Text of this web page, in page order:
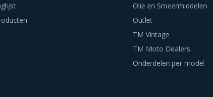
Olie en Smeermiddelen
Outlet
TM Vintage
TM Moto Dealers
Onderdelen per model